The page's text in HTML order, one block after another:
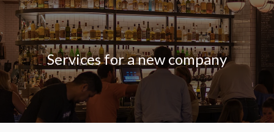
Services for a new company